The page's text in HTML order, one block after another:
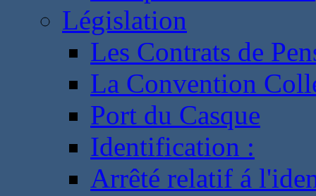
Législation
Les Contrats de
La Convention
Port du Casque
Identification :
Arrêté relatif á